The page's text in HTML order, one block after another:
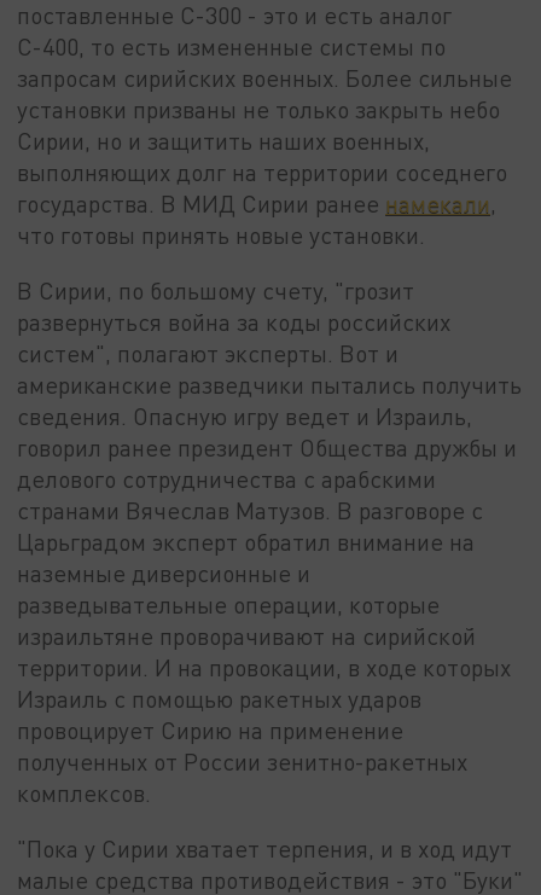
поставленные С-300 - это и есть аналог
С-400, то есть измененные системы по
запросам сирийских военных. Более сильные
установки призваны не только закрыть небо
Сирии, но и защитить наших военных,
выполняющих долг на территории соседнего
государства. В МИД Сирии ранее намекали,
что готовы принять новые установки.
В Сирии, по большому счету, "грозит
развернуться война за коды российских
систем", полагают эксперты. Вот и
американские разведчики пытались получить
сведения. Опасную игру ведет и Израиль,
говорил ранее президент Общества дружбы и
делового сотрудничества с арабскими
странами Вячеслав Матузов. В разговоре с
Царьградом эксперт обратил внимание на
наземные диверсионные и
разведывательные операции, которые
израильтяне проворачивают на сирийской
территории. И на провокации, в ходе которых
Израиль с помощью ракетных ударов
провоцирует Сирию на применение
полученных от России зенитно-ракетных
комплексов.
"Пока у Сирии хватает терпения, и в ход идут
малые средства противодействия - это "Буки"